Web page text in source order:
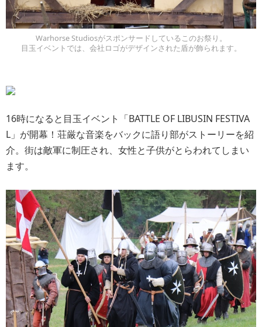
Warhorse Studiosがスポンサードしているこのお祭り。
目玉イベントでは、会社ロゴがデザインされた盾が飾られます。
16時になると目玉イベント「BATTLE OF LIBUSIN FESTIVA
L」が開幕！荘厳な音楽をバックに語り部がストーリーを紹
介。街は敵軍に制圧され、女性と子供がとらわれてしまい
ます。